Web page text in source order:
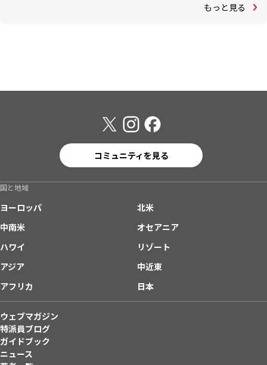
もっと見る
コミュニティを見る
国と地域
ヨーロッパ
北米
中南米
オセアニア
ハワイ
リゾート
アジア
中近東
アフリカ
日本
ウェブマガジン
特派員ブログ
ガイドブック
ニュース